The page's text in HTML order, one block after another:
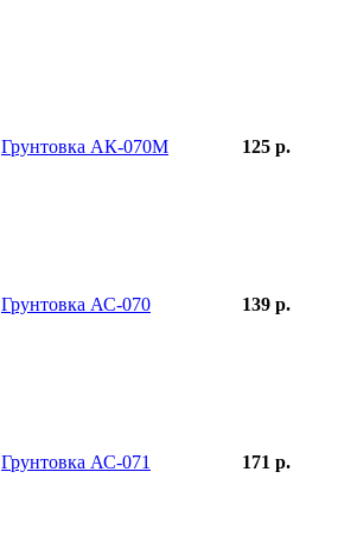
Грунтовка АК-070М 125 р.
Грунтовка АС-070 139 р.
Грунтовка АС-071 171 р.